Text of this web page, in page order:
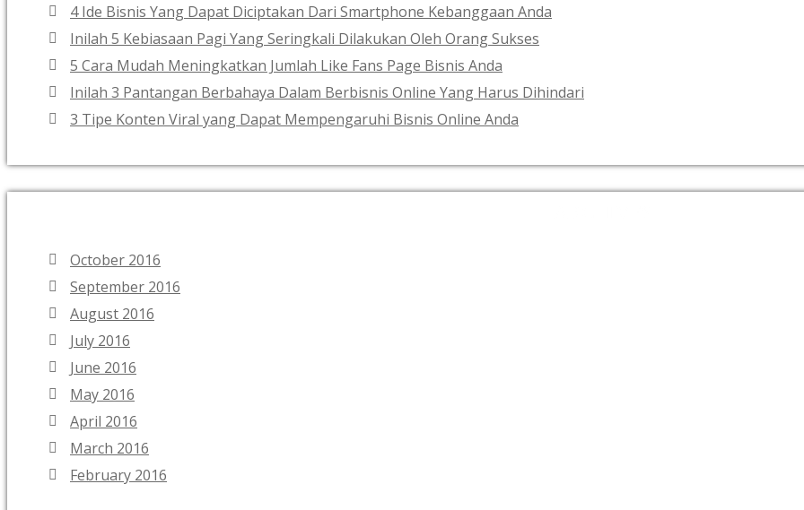
4 Ide Bisnis Yang Dapat Diciptakan Dari Smartphone Kebanggaan Anda
Inilah 5 Kebiasaan Pagi Yang Seringkali Dilakukan Oleh Orang Sukses
5 Cara Mudah Meningkatkan Jumlah Like Fans Page Bisnis Anda
Inilah 3 Pantangan Berbahaya Dalam Berbisnis Online Yang Harus Dihindari
3 Tipe Konten Viral yang Dapat Mempengaruhi Bisnis Online Anda
October 2016
September 2016
August 2016
July 2016
June 2016
May 2016
April 2016
March 2016
February 2016